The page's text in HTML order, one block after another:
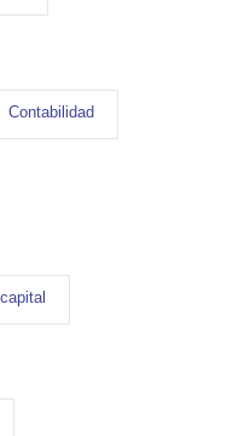
Contabilidad